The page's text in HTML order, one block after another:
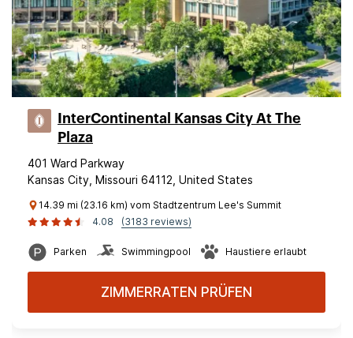
InterContinental Kansas City At The
Plaza
401 Ward Parkway
Kansas City, Missouri 64112, United States
14.39 mi (23.16 km) vom Stadtzentrum Lee's Summit
4.08
(3183 reviews)
Parken Swimmingpool Haustiere erlaubt
ZIMMERRATEN PRÜFEN